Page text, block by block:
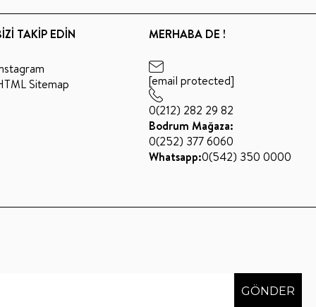
TAKİP EDİN
Sitemap
MERHABA DE !
[email protected]
0(212) 282 29 82
Bodrum Mağaza:
0(252) 377 6060
Whatsapp:0(542) 350 0000
GÖNDER